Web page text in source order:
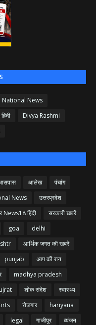
National News
Divya Rashmi
आलेख
पंचांग
News
उत्तरप्रदेश
News18 हिंदी
सरकारी खबरें
goa
delhi
आर्थिक जगत की खबरें
punjab
आप की राय
madhya pradesh
शोक संदेश
स्वास्थ्य
रोजगार
hariyana
legal गाजीपुर
व्यंजन